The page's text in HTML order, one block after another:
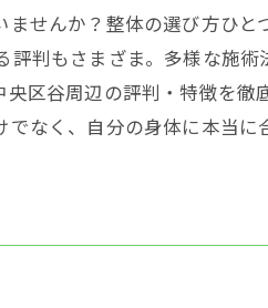
せんか？整体の選び方ひと
判もさまざま。多様な施術
区谷周辺の評判・特徴を徹
なく、自分の身体に本当に